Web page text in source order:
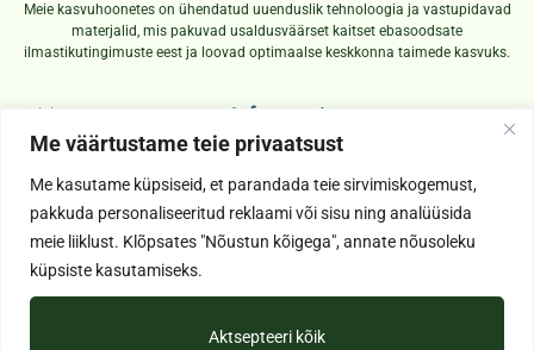
Me väärtustame teie privaatsust
Me kasutame küpsiseid, et parandada teie sirvimiskogemust,
pakkuda personaliseeritud reklaami või sisu ning analüüsida
meie liiklust. Klõpsates "Nõustun kõigega", annate nõusoleku
küpsiste kasutamiseks.
Aktsepteeri kõik
Meie kasvuhoonetes on ühendatud uuenduslik tehnoloogia ja vastupidavad
materjalid, mis pakuvad usaldusväärset kaitset ebasoodsate
ilmastikutingimuste eest ja loovad optimaalse keskkonna taimede kasvuks.
Menu
Meist
KKK
Informatsioon
Makse ja kohaletoimetamine
Privaatsuspoliitika
Kontakt
revalplast@revalplast.ee